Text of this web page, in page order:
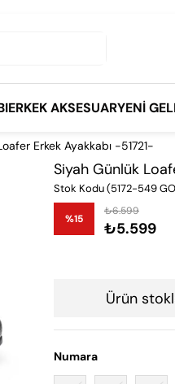
ERKEK AKSESUARYENI
Erkek Ayakkabı -51721-
Siyah Günlük
Stok Kodu(5172-549
%15
İndirim
₺6.599
₺5.599
Ürün
Numara